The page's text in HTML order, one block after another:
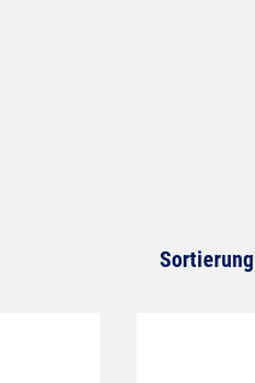
Sortierung